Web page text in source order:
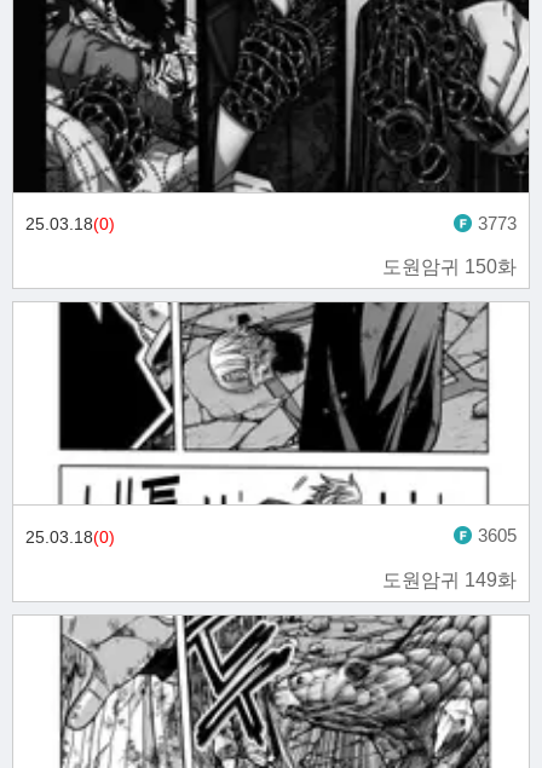
도원암귀 150화
25.03.18(0) 3773
도원암귀 149화
25.03.18(0) 3605